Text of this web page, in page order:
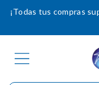
¡Todas tus compras